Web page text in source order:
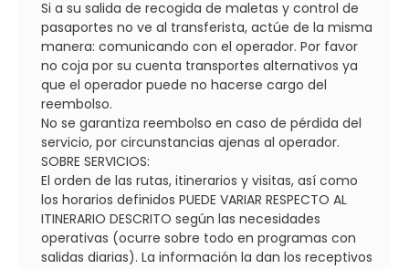
Si a su salida de recogida de maletas y control de
pasaportes no ve al transferista, actúe de la misma
manera: comunicando con el operador. Por favor
no coja por su cuenta transportes alternativos ya
que el operador puede no hacerse cargo del
reembolso.
No se garantiza reembolso en caso de pérdida del
servicio, por circunstancias ajenas al operador.
SOBRE SERVICIOS:
El orden de las rutas, itinerarios y visitas, así como
los horarios definidos PUEDE VARIAR RESPECTO AL
ITINERARIO DESCRITO según las necesidades
operativas (ocurre sobre todo en programas con
salidas diarias). La información la dan los receptivos